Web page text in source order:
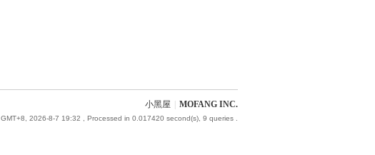
小黑屋 MOFANG INC.
GMT+8, 2026-8-7 19:32 , Processed in 0.017420 second(s), 9 queries .